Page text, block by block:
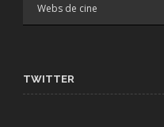
Webs de cine
TWITTER